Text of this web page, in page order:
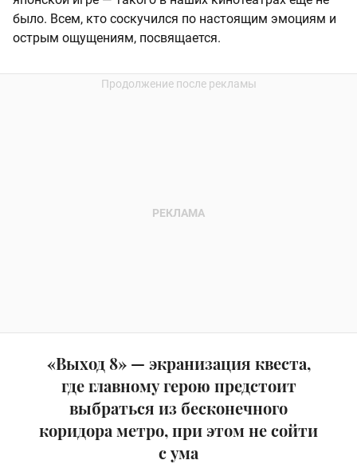
было. Всем, кто соскучился по настоящим эмоциям и
острым ощущениям, посвящается.
«Выход 8» — экранизация квеста,
где главному герою предстоит
выбраться из бесконечного
коридора метро, при этом не сойти
с ума